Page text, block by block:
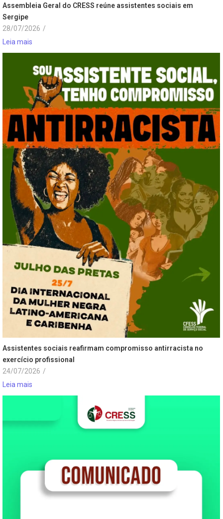
Assembleia Geral do CRESS reúne assistentes sociais em
Sergipe
28/07/2026 /
Leia mais
Assistentes sociais reafirmam compromisso antirracista no
exercício profissional
24/07/2026 /
Leia mais